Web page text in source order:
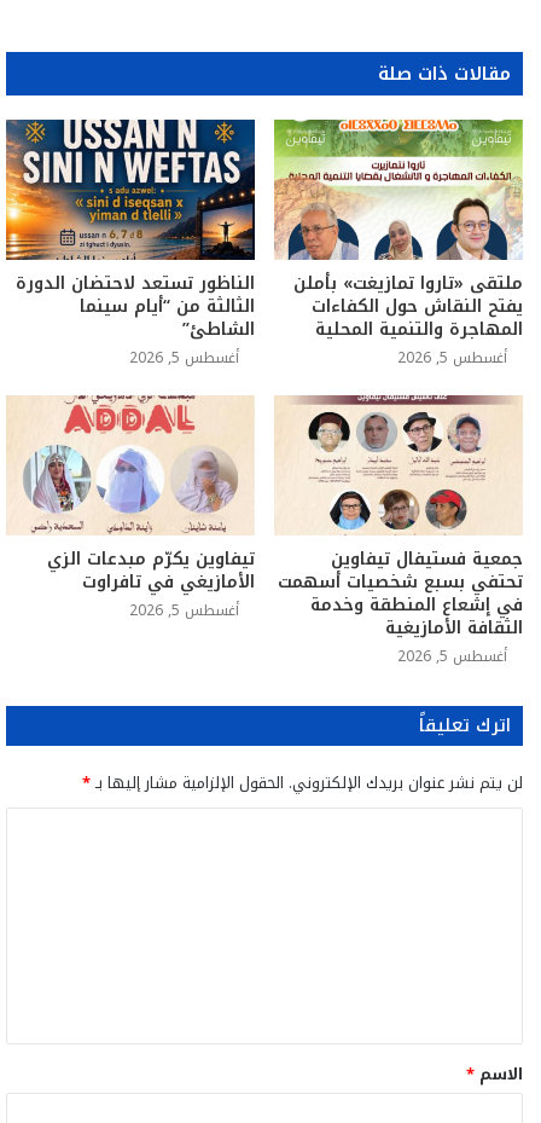
مقالات ذات صلة
ملتقى «تاروا تمازيغت» بأملن
يفتح النقاش حول الكفاءات
المهاجرة والتنمية المحلية
أغسطس 5, 2026
الناظور تستعد لاحتضان الدورة
الثالثة من “أيام سينما
الشاطئ”
أغسطس 5, 2026
جمعية فستيفال تيفاوين
تحتفي بسبع شخصيات أسهمت
في إشعاع المنطقة وخدمة
الثقافة الأمازيغية
أغسطس 5, 2026
تيفاوين يكرّم مبدعات الزي
الأمازيغي في تافراوت
أغسطس 5, 2026
اترك تعليقاً
لن يتم نشر عنوان بريدك الإلكتروني. الحقول الإلزامية مشار إليها بـ*
ق
*
الاسم *